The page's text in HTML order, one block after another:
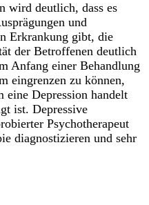
wird deutlich, dass es
und
Erkrankung gibt, die
der Betroffenen deutlich
Anfang einer Behandlung
eingrenzen zu können,
eine Depression handelt
ist. Depressive
Psychotherapeut
diagnostizieren und sehr